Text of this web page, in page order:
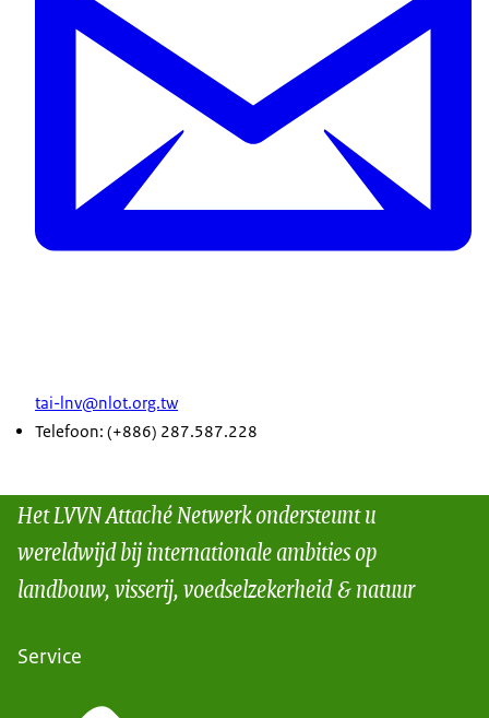
tai-lnv@nlot.org.tw
Telefoon: (+886) 287.587.228
Het LVVN Attaché Netwerk ondersteunt u
wereldwijd bij internationale ambities op
landbouw, visserij, voedselzekerheid & natuur
Service